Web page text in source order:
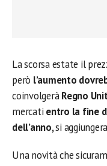
La scorsa estate il
però l’aumento
coinvolgeràRegno
mercati entro la fine
dell’anno,si
Una novità che